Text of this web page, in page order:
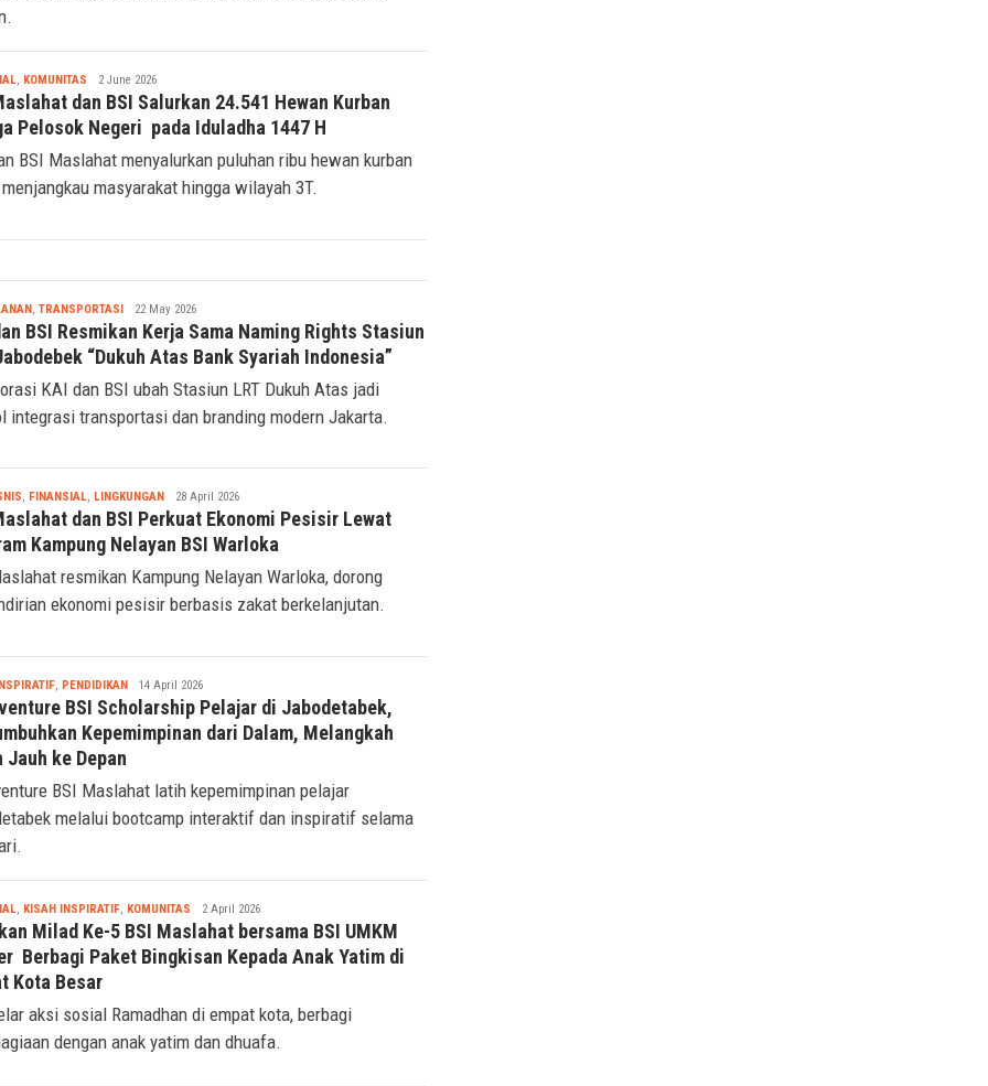
, KESEHATAN KOMUNITASTsaqif
Ridwan
Maslahat Hadirkan Kebahagiaan Iduladha bagi
Pedalaman Pinrang
Maslahat BSI Maslahat menghadirkan kebahagiaan
bagi warga pelosok yang jarang menikmati daging
,KOMUNITASTsaqif
2 June 2026
dan BSI Salurkan 24.541 Hewan Kurban
Pelosok Negeri pada Iduladha 1447 H
BSI Maslahat menyalurkan puluhan ribu hewan kurban
masyarakat hingga wilayah 3T.
TRANSPORTASI
Ridwan
22 May 2026
BSI Resmikan Kerja Sama Naming Rights Stasiun
“Dukuh Atas Bank Syariah Indonesia”
KAI dan BSI ubah Stasiun LRT Dukuh Atas jadi
integrasi transportasi dan branding modern Jakarta.
FINANSIAL , LINGKUNGAN
Tsaqif
Ridwan
28 April 2026
dan BSI Perkuat Ekonomi Pesisir Lewat
Kampung Nelayan BSI Warloka
ekonomi pesisir berbasis zakat berkelanjutan.
,PENDIDIKANTsaqif
Ridwan
14 April 2026
BSI Scholarship Pelajar di Jabodetabek,
Kepemimpinan dari Dalam, Melangkah
Jauh ke Depan
BSI Maslahat latih kepemimpinan pelajar
melalui bootcamp interaktif dan inspiratif selama